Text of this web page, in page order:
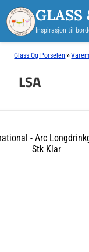
GLASS
Inspirasjon til
Glass Og Porselen »
LSA
- Arc
Stk Klar